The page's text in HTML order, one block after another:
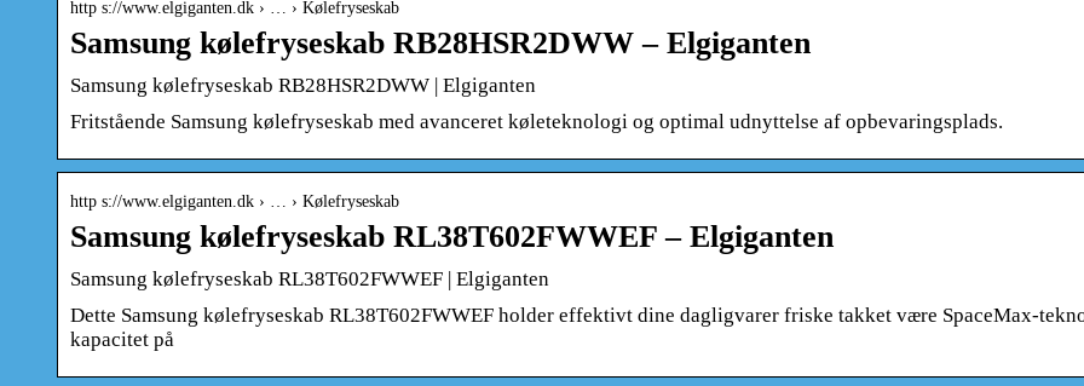
http s://www.elgiganten.dk › … › Kølefryseskab
Samsung kølefryseskab RB28HSR2DWW – Elgiganten
Samsung kølefryseskab RB28HSR2DWW | Elgiganten
Fritstående Samsung kølefryseskab med avanceret køleteknologi og optimal udnyttelse af opbevaringsplads.
http s://www.elgiganten.dk › … › Kølefryseskab
Samsung kølefryseskab RL38T602FWWEF – Elgiganten
Samsung kølefryseskab RL38T602FWWEF | Elgiganten
Dette Samsung kølefryseskab RL38T602FWWEF holder effektivt dine dagligvarer friske takket være SpaceMax-
kapacitet på